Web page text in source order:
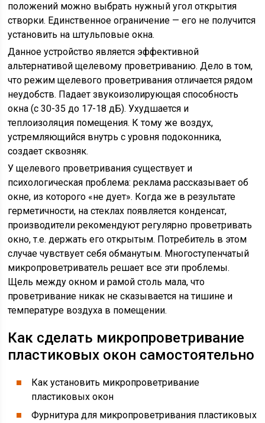
положений можно выбрать нужный угол открытия
створки. Единственное ограничение — его не получится
установить на штульповые окна.
Данное устройство является эффективной
альтернативой щелевому проветриванию. Дело в том,
что режим щелевого проветривания отличается рядом
неудобств. Падает звукоизолирующая способность
окна (с 30-35 до 17-18 дБ). Ухудшается и
теплоизоляция помещения. К тому же воздух,
устремляющийся внутрь с уровня подоконника,
создает сквозняк.
У щелевого проветривания существует и
психологическая проблема: реклама рассказывает об
окне, из которого «не дует». Когда же в результате
герметичности, на стеклах появляется конденсат,
производители рекомендуют регулярно проветривать
окно, т.е. держать его открытым. Потребитель в этом
случае чувствует себя обманутым. Многоступенчатый
микропроветриватель решает все эти проблемы.
Щель между окном и рамой столь мала, что
проветривание никак не сказывается на тишине и
температуре воздуха в помещении.
Как сделать микропроветривание
пластиковых окон самостоятельно
Как установить микропроветривание
пластиковых окон
Фурнитура для микропроветривания пластиковых